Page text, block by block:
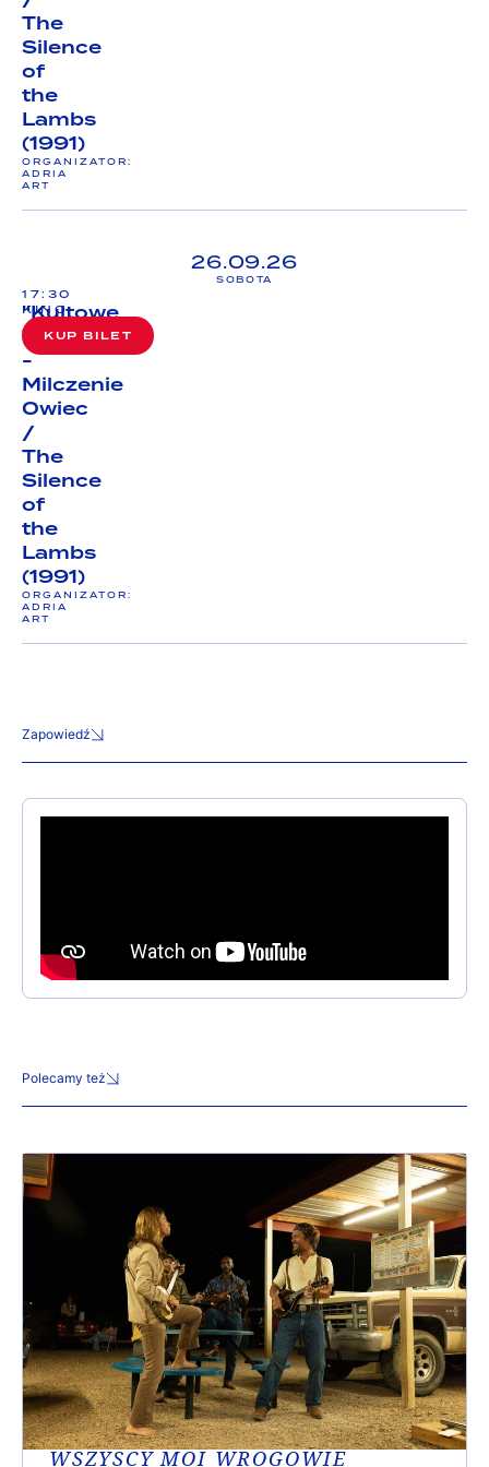
The
Silence
of
the
Lambs
(1991)
ORGANIZATOR:
ADRIA
ART
26.09.26
SOBOTA
17:30
"Kultowe
Wakacje"
-
Milczenie
Owiec
/
The
Silence
of
the
Lambs
(1991)
ORGANIZATOR:
ADRIA
ART
KINO
KUP BILET
Zapowiedź
Polecamy też
WSZYSCY MOI WROGOWIE